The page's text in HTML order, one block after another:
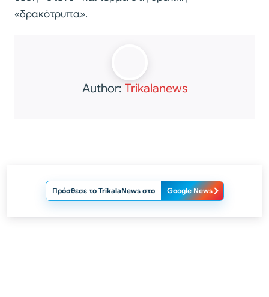
«δρακότρυπα».
Author: Trikalanews
Πρόσθεσε το TrikalaNews στο Google News